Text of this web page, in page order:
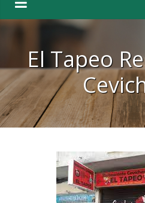
El Tapeo